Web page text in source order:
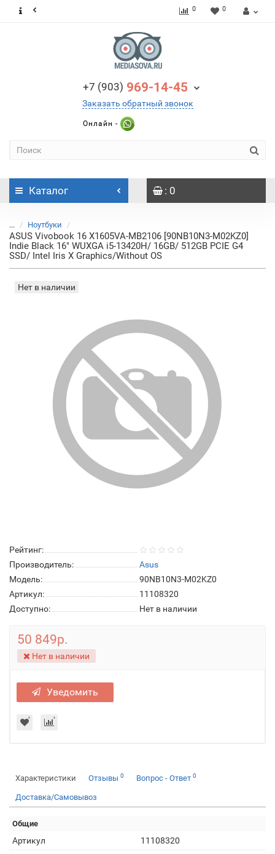
0 0
+7 (903) 969-14-45
Заказать обратный звонок
Онлайн -
Каталог : 0
... Ноутбуки
ASUS Vivobook 16 X1605VA-MB2106 [90NB10N3-M02KZ0]
Indie Black 16" WUXGA i5-13420H/ 16GB/ 512GB PCIE G4
SSD/ Intel Iris X Graphics/Without OS
Нет в наличии
Рейтинг:
Производитель:
Asus
Модель:
90NB10N3-M02KZ0
Артикул:
11108320
Доступно:
Нет в наличии
50 849р.
Нет в наличии
Уведомить
Характеристики Отзывы 0 Вопрос - Ответ 0
Доставка/Самовывоз
Общие
Артикул
11108320